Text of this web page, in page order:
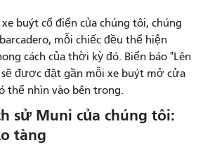
buýt cổ điển của chúng tôi, chúng
mỗi chiếc đều thể hiện
cách của thời kỳ đó. Biển báo "Lên
được đặt gần mỗi xe buýt mở cửa
thể nhìn vào bên trong.
sử Muni của chúng tôi:
tàng